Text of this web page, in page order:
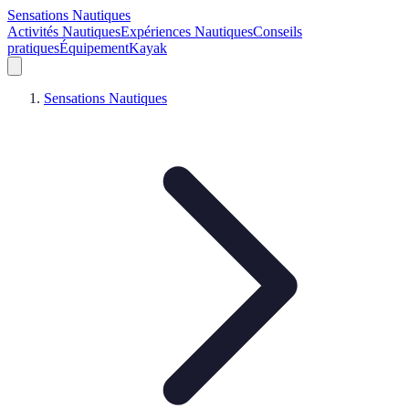
Sensations Nautiques
Activités NautiquesExpériences NautiquesConseils
pratiquesÉquipementKayak
Sensations Nautiques